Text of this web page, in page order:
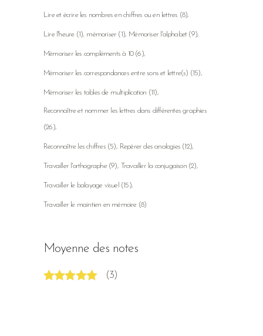
Lire et écrire les nombres en chiffres ou en lettres (8)
Lire l'heure(1) mémoriser (1) Mémoriser l'alphabet(9)
Mémoriser les compléments à 10(6)
Mémoriser les correspondances entre sons et lettre(s) (15)
Mémoriser les tables de multiplication (11)
Reconnaître et nommer les lettres dans différentes graphies
(26)
Reconnaître les chiffres(5) Repérer des analogies (12)
Travailler l'orthographe(9) Travailler la conjugaison(2)
Travailler le balayage visuel (15)
Travailler le maintien en mémoire(8)
Moyenne des notes
(3)